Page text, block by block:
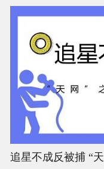
追星不成反被捕 “